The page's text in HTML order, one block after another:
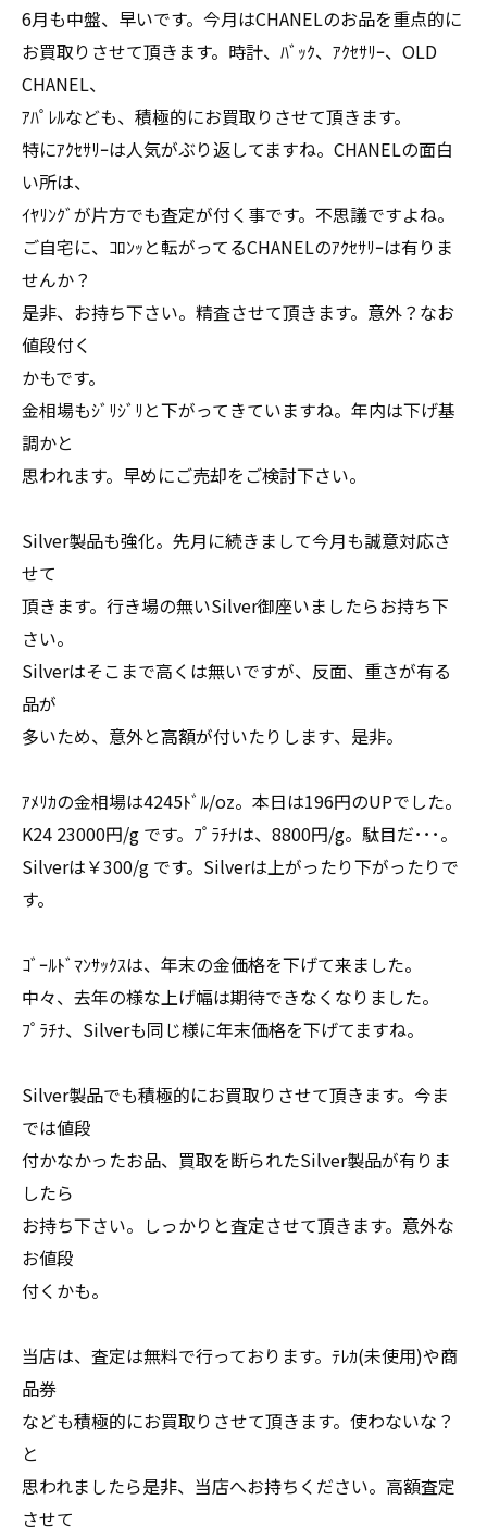
6月も中盤、早いです。今月はCHANELのお品を重点的に
お買取りさせて頂きます。時計、ﾊﾞｯｸ、ｱｸｾｻﾘｰ、OLD
CHANEL、
ｱﾊﾟﾚﾙなども、積極的にお買取りさせて頂きます。
特にｱｸｾｻﾘｰは人気がぶり返してますね。CHANELの面白
い所は、
ｲﾔﾘﾝｸﾞが片方でも査定が付く事です。不思議ですよね。
ご自宅に、ｺﾛﾝｯと転がってるCHANELのｱｸｾｻﾘｰは有りま
せんか？
是非、お持ち下さい。精査させて頂きます。意外？なお
値段付く
かもです。
金相場もｼﾞﾘｼﾞﾘと下がってきていますね。年内は下げ基
調かと
思われます。早めにご売却をご検討下さい。
Silver製品も強化。先月に続きまして今月も誠意対応さ
せて
頂きます。行き場の無いSilver御座いましたらお持ち下
さい。
Silverはそこまで高くは無いですが、反面、重さが有る
品が
多いため、意外と高額が付いたりします、是非。
ｱﾒﾘｶの金相場は4245ﾄﾞﾙ/oz。本日は196円のUPでした。
K24 23000円/g です。ﾌﾟﾗﾁﾅは、8800円/g。駄目だ･･･。
Silverは￥300/g です。Silverは上がったり下がったりで
す。
ｺﾞｰﾙﾄﾞﾏﾝｻｯｸｽは、年末の金価格を下げて来ました。
中々、去年の様な上げ幅は期待できなくなりました。
ﾌﾟﾗﾁﾅ、Silverも同じ様に年末価格を下げてますね。
Silver製品でも積極的にお買取りさせて頂きます。今ま
では値段
付かなかったお品、買取を断られたSilver製品が有りま
したら
お持ち下さい。しっかりと査定させて頂きます。意外な
お値段
付くかも。
当店は、査定は無料で行っております。ﾃﾚｶ(未使用)や商
品券
なども積極的にお買取りさせて頂きます。使わないな？
と
思われましたら是非、当店へお持ちください。高額査定
させて